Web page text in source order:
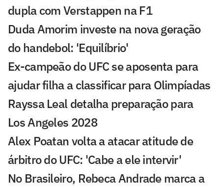
dupla com Verstappen na F1
Duda Amorim investe na nova geração
do handebol: 'Equilíbrio'
Ex-campeão do UFC se aposenta para
ajudar filha a classificar para Olimpíadas
Rayssa Leal detalha preparação para
Los Angeles 2028
Alex Poatan volta a atacar atitude de
árbitro do UFC: 'Cabe a ele intervir'
No Brasileiro, Rebeca Andrade marca a